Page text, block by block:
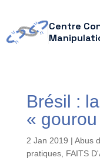
Centre
Brésil :
«
2 Jan 2019 | Abus
pratiques, FAITS